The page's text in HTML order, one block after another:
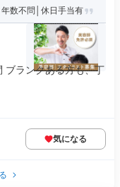
数不問│休日手当有
ブランクある方も、丁
気になる